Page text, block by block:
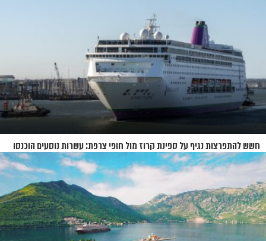
חשש להתפרצות נגיף על ספינת קרוז מול חופי צרפת: עשרות נוסעים הוכנסו
לבידוד